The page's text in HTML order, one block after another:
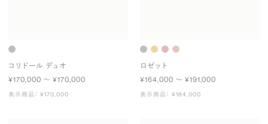
コリドール デュオ
¥170,000 〜 ¥170,000
表示商品： ¥170,000
ロゼット
¥164,000 〜 ¥191,000
表示商品： ¥164,000